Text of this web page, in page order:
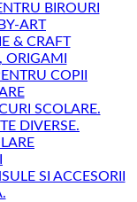
BIROURI
ART
& CRAFT
ORIGAMI
COPII
SCOLARE.
DIVERSE.
SI ACCESORII